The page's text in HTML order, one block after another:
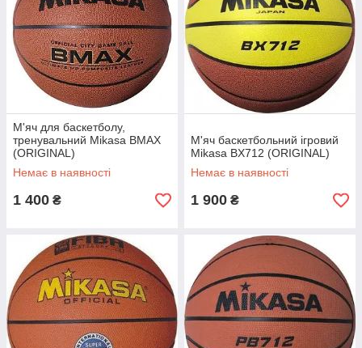
М'яч для баскетболу,
тренувальний Mikasa BMAX
(ORIGINAL)
Немає в наявності
1 400 ₴
М'яч баскетбольний ігровий
Mikasa BX712 (ORIGINAL)
Немає в наявності
1 900 ₴